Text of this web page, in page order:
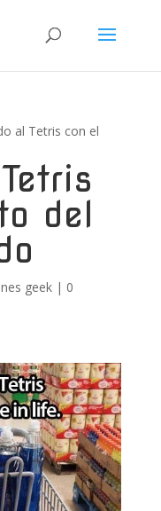
al Tetris con el
del
geek| 0